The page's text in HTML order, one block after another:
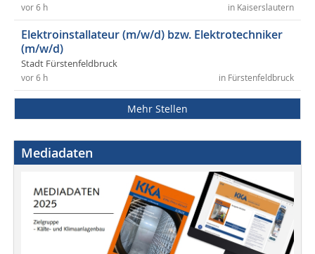
in Kaiserslautern
vor 6 h
Elektroinstallateur (m/w/d) bzw. Elektrotechniker
(m/w/d)
Stadt Fürstenfeldbruck
in Fürstenfeldbruck
vor 6 h
Mehr Stellen
Mediadaten